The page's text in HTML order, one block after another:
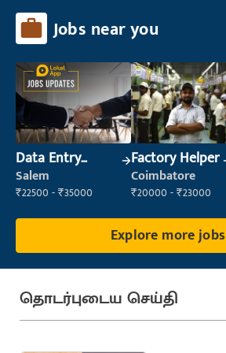
Jobs near you
Data Entry
Operator
Salem
₹22500 - ₹35000
Factory Helper
Coimbatore
₹20000 - ₹23000
Explore more jobs
தொடர்புடைய செய்தி